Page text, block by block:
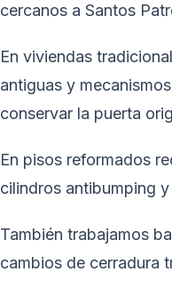
cercanos a Santos
En viviendas
antiguas y
conservar la puerta
En pisos reformados
cilindros antibumping
También trabajamos
cambios de cerradura